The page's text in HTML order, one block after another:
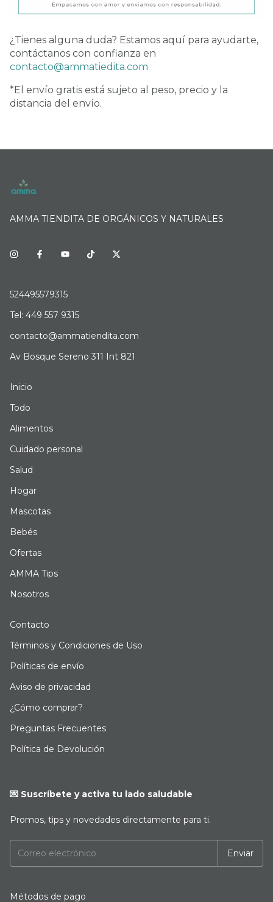
¿Tienes alguna duda? Estamos aquí para ayudarte,
contáctanos con confianza en
contacto@ammatiedita.com
*El envío gratis está sujeto al peso, precio y la
distancia del envío.
AMMA TIENDITA DE ORGÁNICOS Y NATURALES
524495579315
Tel: 449 557 9315
contacto@ammatiendita.com
Av Bosque Sereno 311 Int 821
Inicio
Todo
Alimentos
Cuidado personal
Salud
Hogar
Mascotas
Bebés
Ofertas
AMMA Tips
Nosotros
Contacto
Términos y Condiciones de Uso
Políticas de envío
Aviso de privacidad
¿Cómo comprar?
Preguntas Frecuentes
Política de Devolución
💌 Suscríbete y activa tu lado saludable
Promos, tips y novedades directamente para ti.
Métodos de pago